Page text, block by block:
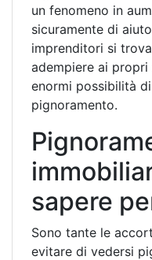
un fenomeno in
sicuramente di
imprenditori si
adempiere ai
enormi possibilità
pignoramento.
sapere
Sono tante le
evitare di vedersi